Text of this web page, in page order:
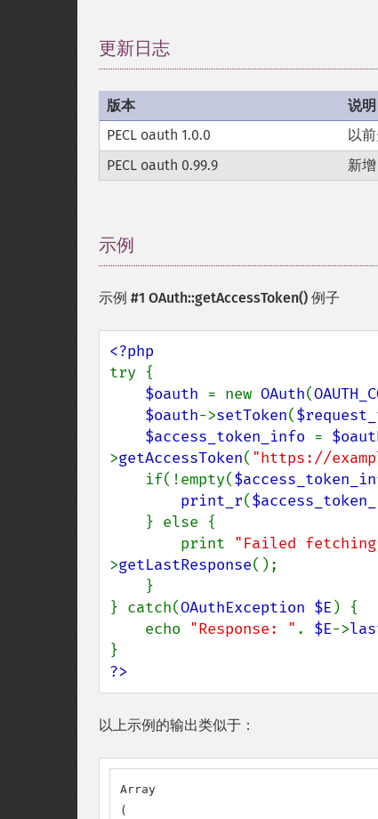
更新日志
版本
说明
PECL oauth 1.0.0
以
PECL oauth 0.99.9
新增
示例
示例 #1 OAuth::getAccessToken() 例子
try {
$oauth = new OAuth(
$oauth->setToken(
$access_token_info =
>getAccessToken( "https://
    if(!empty(
print_r(
        print
"Failed fetching
>getLastResponse();
} catch(OAuthException $E ) {
    echo
"Response: " . $E->
?>
以上示例的输出类似于：
Array
(